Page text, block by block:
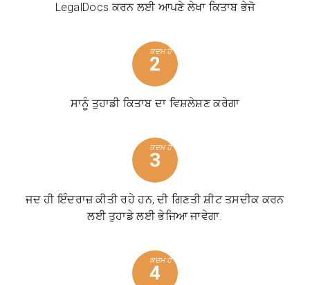
LegalDocs ਕਰਨ ਲਈ ਆਪਣੇ ਲੇਖਾ ਕਿਤਾਬ ਭੇਜੋ
ਕਦਮ ਹੈ
2
ਸਾਨੂੰ ਤੁਹਾਡੀ ਕਿਤਾਬ ਦਾ ਵਿਸ਼ਲੇਸ਼ਣ ਕਰੇਗਾ
ਕਦਮ ਹੈ
3
ਜਦ ਹੀ ਇੰਦਰਾਜ਼ ਕੀਤੀ ਰਹੇ ਹਨ, ਦੀ ਗਿਣਤੀ ਸ਼ੀਟ ਤਸਦੀਕ ਕਰਨ
ਲਈ ਤੁਹਾਡੇ ਲਈ ਭੇਜਿਆ ਜਾਵੇਗਾ.
ਕਦਮ ਹੈ
4